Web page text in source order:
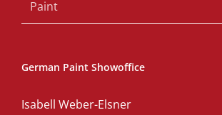
Paint
German Paint Showoffice
Isabell Weber-Elsner